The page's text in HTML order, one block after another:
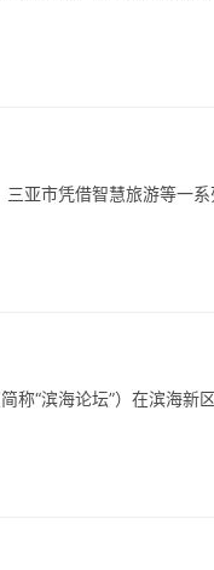
亚市凭借智慧旅游等一系
简称“滨海论坛”）在滨